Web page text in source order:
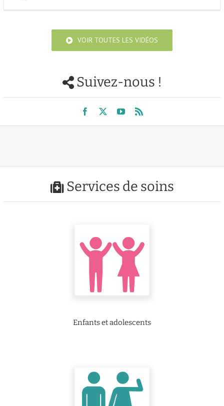
VOIR TOUTES LES VIDÉOS
Suivez-nous !
Services de soins
Enfants et adolescents